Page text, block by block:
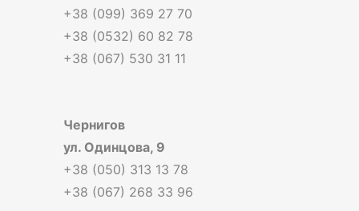
+38 (099) 369 27 70
+38 (0532) 60 82 78
+38 (067) 530 31 11
Чернигов
ул. Одинцова, 9
+38 (050) 313 13 78
+38 (067) 268 33 96